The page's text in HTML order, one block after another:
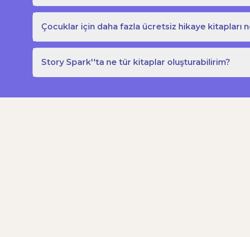
Çocuklar için daha fazla ücretsiz hikaye kitapları
Story Spark''ta ne tür kitaplar oluşturabilirim?